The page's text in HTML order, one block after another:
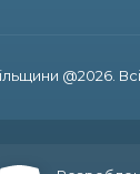
Краснопілля:
@2026.